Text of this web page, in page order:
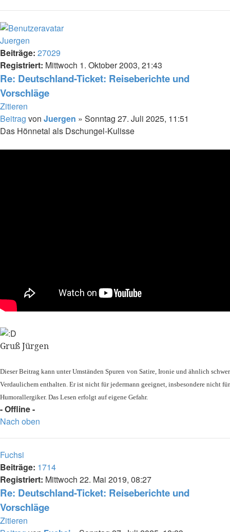
Juergen
Beiträge: 27029
Registriert: Mittwoch 1. Oktober 2003, 21:43
Re: Deutschland-Ticket: Reiseberichte und
Vorschläge
Zitieren
Beitrag von Juergen » Sonntag 27. Juli 2025, 11:51
Das Hönnetal als Dschungel-Kulisse
Gruß Jürgen
Dieser Beitrag kann unter Umständen Spuren von Satire, Ironie und ähnlich schwer
Verdaulichem enthalten. Er ist nicht für jedermann geeignet, insbesondere nicht für
Humorallergiker. Das Lesen erfolgt auf eigene Gefahr.
- Offline -
Nach oben
Fuchsi
Beiträge: 1714
Registriert: Mittwoch 22. Mai 2019, 08:27
Re: Deutschland-Ticket: Reiseberichte und
Vorschläge
Zitieren